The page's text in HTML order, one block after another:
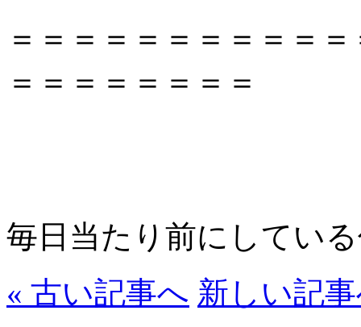
＝＝＝＝＝＝＝＝＝＝
＝＝＝＝＝＝＝＝
毎日当たり前にしてい
« 古い記事へ 新しい記